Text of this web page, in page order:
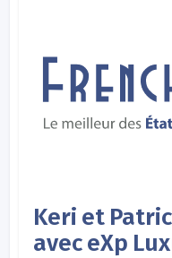
Keri et
avec eXp